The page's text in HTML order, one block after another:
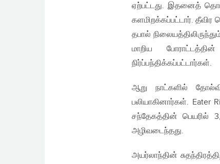
ஏற்பட்டது. இதனைத்
களமிறக்கப்பட்டார்.
தபால்
மாறிய
நிர்ப்பந்திக்கப்பட்டார்கள்.
ஆறு நாட்களில்
பலியாகினார்கள்.
சந்தேகத்தின் பெயரில்
அழிவடைந்தது.
அயர்லாந்தின்